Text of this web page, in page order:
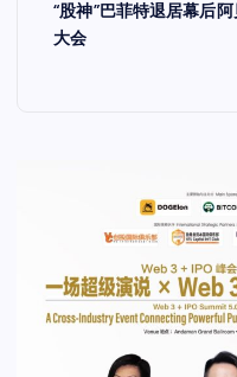
“股神”巴菲特退居幕后
大会